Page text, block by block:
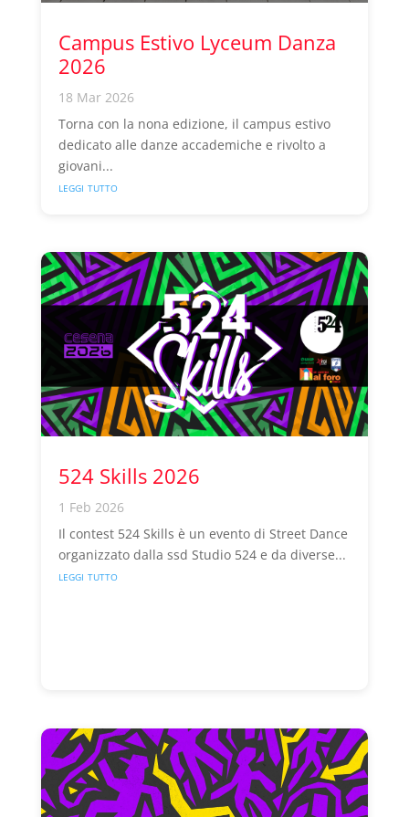
Campus Estivo Lyceum Danza
2026
18 Mar 2026
Torna con la nona edizione, il campus estivo
dedicato alle danze accademiche e rivolto a
giovani...
leggi tutto
524 Skills 2026
1 Feb 2026
Il contest 524 Skills è un evento di Street Dance
organizzato dalla ssd Studio 524 e da diverse...
leggi tutto